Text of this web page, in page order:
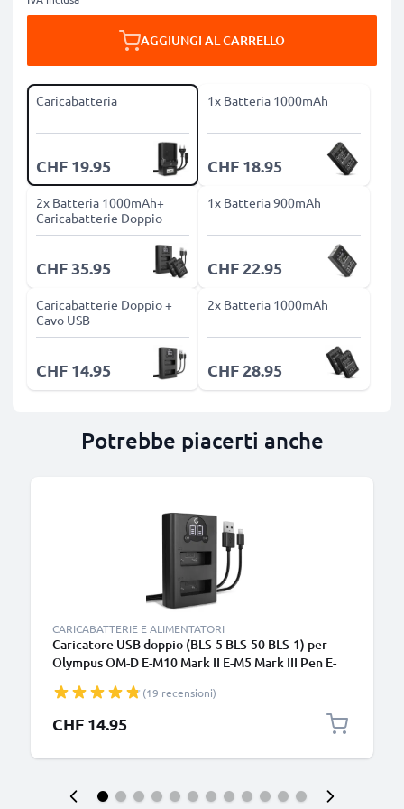
AGGIUNGI AL CARRELLO
Caricabatteria
CHF 19.95
1x Batteria 1000mAh
CHF 18.95
2x Batteria 1000mAh+
Caricabatterie Doppio
CHF 35.95
1x Batteria 900mAh
CHF 22.95
Caricabatterie Doppio +
Cavo USB
CHF 14.95
2x Batteria 1000mAh
CHF 28.95
Potrebbe piacerti anche
CARICABATTERIE E ALIMENTATORI
Caricatore USB doppio (BLS-5 BLS-50 BLS-1) per
Olympus OM-D E-M10 Mark II E-M5 Mark III Pen E-
CELLONIC
(19 recensioni)
CHF 14.95